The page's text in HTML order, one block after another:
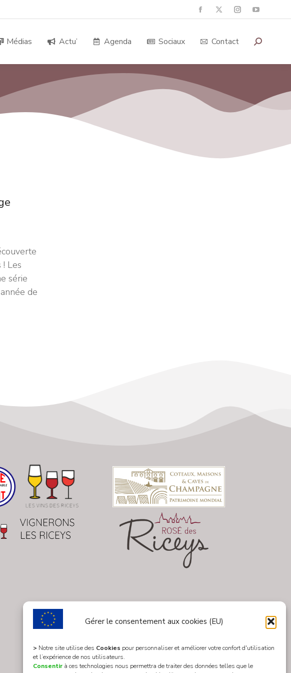
Gérer le consentement aux cookies (EU)
> Notre site utilise des Cookies pour personnaliser et améliorer votre confort d'utilisation
et l’expérience de nos utilisateurs.
Consentir à ces technologies nous permettra de traiter des données telles que le
Médias Actu’ Agenda Sociaux Contact
Les
série
de